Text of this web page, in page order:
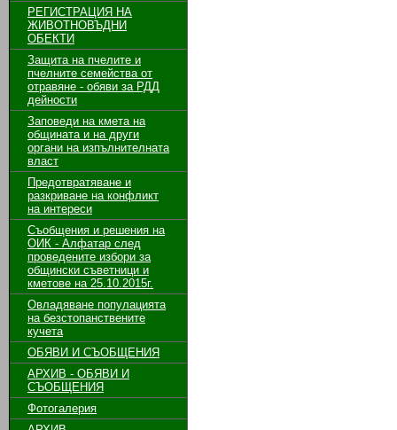
РЕГИСТРАЦИЯ НА
ЖИВОТНОВЪДНИ
ОБЕКТИ
Защита на пчелите и
пчелните семейства от
отравяне - обяви за РДД
дейности
Заповеди на кмета на
общината и на други
органи на изпълнителната
власт
Предотвратяване и
разкриване на конфликт
на интереси
Съобщения и решения на
ОИК - Алфатар след
проведените избори за
общински съветници и
кметове на 25.10.2015г.
Овладяване популацията
на безстопанствените
кучета
ОБЯВИ И СЪОБЩЕНИЯ
АРХИВ - ОБЯВИ И
СЪОБЩЕНИЯ
Фотогалерия